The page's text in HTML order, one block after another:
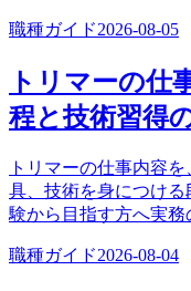
職種ガイド2026-08-05
トリマーの仕
程と技術習得
トリマーの仕事内容
具、技術を身につけ
験から目指す方へ実務
職種ガイド2026-08-04